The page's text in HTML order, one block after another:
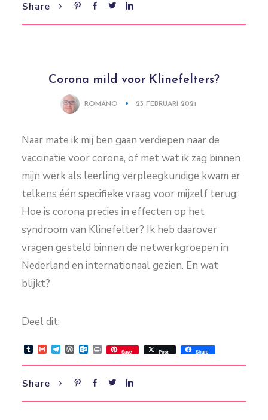
Share
Corona mild voor Klinefelters?
ROMANO 23 FEBRUARI 2021
Naar mate ik mij ben gaan verdiepen naar de
vaccinatie voor corona, of met wat ik zag binnen
mijn werk als leerling verpleegkundige kwam er
telkens één specifieke vraag voor mijzelf terug:
Hoe is corona precies in effecten op het
syndroom van Klinefelter? Ik heb daarover
vragen gesteld binnen de netwerkgroepen in
Nederland en internationaal gezien. En wat
blijkt?
Deel dit:
Tumblr
GmailTelegram
WordPress
Outlook.com
PrintSave Post Share
Share